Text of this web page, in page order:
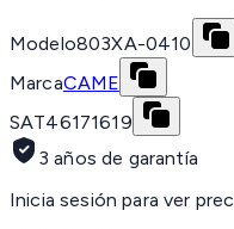
Modelo803XA-0410
MarcaCAME
SAT46171619
3 años de garantía
Inicia sesión para ver